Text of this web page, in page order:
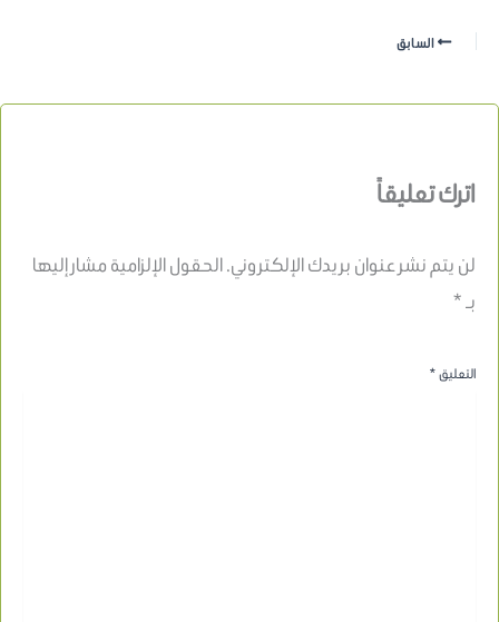
السابق
اترك تعليقاً
لن يتم نشر عنوان بريدك الإلكتروني.الحقول الإلزامية مشار إليها
بـ*
التعليق*